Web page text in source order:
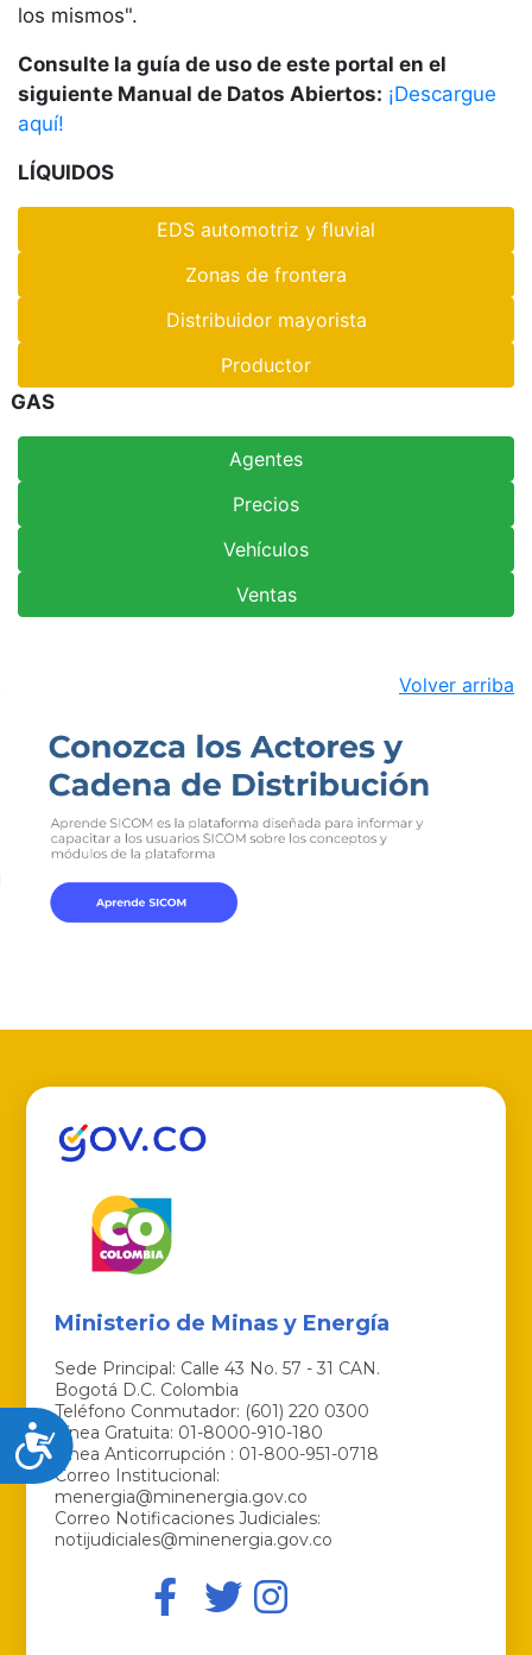
Accesibilidad
los mismos".
Consulte la guía de uso de este portal en el
siguiente Manual de Datos Abiertos: ¡Descargue
aquí!
LÍQUIDOS
EDS automotriz y fluvial
Zonas de frontera
Distribuidor mayorista
Productor
GAS
Agentes
Precios
Vehículos
Ventas
Volver arriba
Ministerio de Minas y Energía
Sede Principal: Calle 43 No. 57 - 31 CAN.
Bogotá D.C. Colombia
Teléfono Conmutador: (601) 220 0300
Línea Gratuita: 01-8000-910-180
Línea Anticorrupción : 01-800-951-0718
Correo Institucional:
menergia@minenergia.gov.co
Correo Notificaciones Judiciales:
notijudiciales@minenergia.gov.co